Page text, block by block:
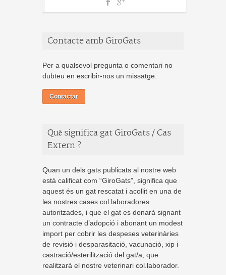
Contacte amb GiroGats
Per a qualsevol pregunta o comentari no
dubteu en escribir-nos un missatge.
Contactar
Què significa gat GiroGats / Cas
Extern ?
Quan un dels gats publicats al nostre web
està calificat com “GiroGats”, significa que
aquest és un gat rescatat i acollit en una de
les nostres cases col.laboradores
autoritzades, i que el gat es donarà signant
un contracte d’adopció i abonant un modest
import per cobrir les despeses veterinàries
de revisió i desparasitació, vacunació, xip i
castració/esterilització del gat/a, que
realitzarà el nostre veterinari col.laborador.